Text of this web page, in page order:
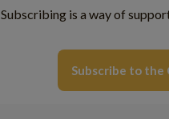
Subscribing is a way of
Subscribe to the